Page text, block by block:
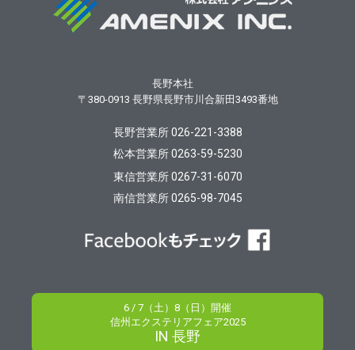
長野本社
〒380-0913 長野県長野市川合新田3493番地
長野営業所 026-221-3388
松本営業所 0263-59-5230
東信営業所 0267-31-6070
南信営業所 0265-98-7045
6 / 7（土）8（日）開催
信州エクステリアフェア2025
IN 長野